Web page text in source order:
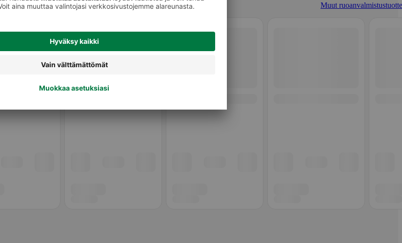
Muut